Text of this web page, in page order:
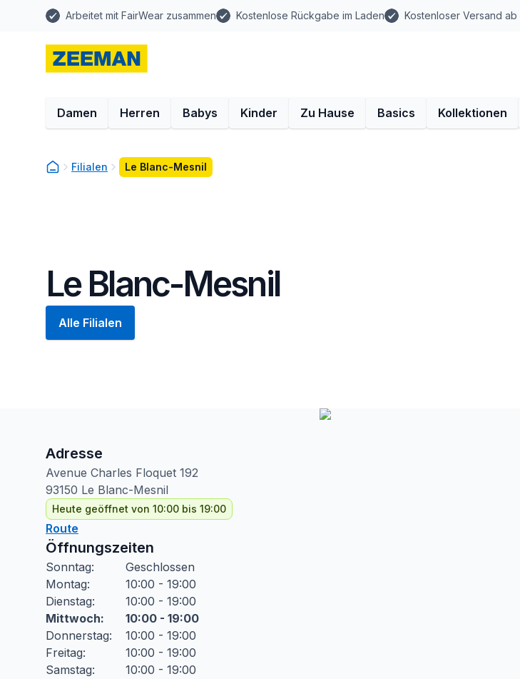
Arbeitet mit FairWear zusammen Kostenlose Rückgabe im Laden Kostenloser Versand ab
Damen Herren Babys Kinder Zu Hause Basics Kollektionen
Filialen Le Blanc-Mesnil
Le Blanc-Mesnil
Alle Filialen
Adresse
Avenue Charles Floquet 192
93150 Le Blanc-Mesnil
Heute geöffnet von 10:00 bis 19:00
Route
Öffnungszeiten
Sonntag:
Geschlossen
Montag:
10:00 - 19:00
Dienstag:
10:00 - 19:00
Mittwoch:
10:00 - 19:00
Donnerstag:
10:00 - 19:00
Freitag:
10:00 - 19:00
Samstag: 10:00 - 19:00